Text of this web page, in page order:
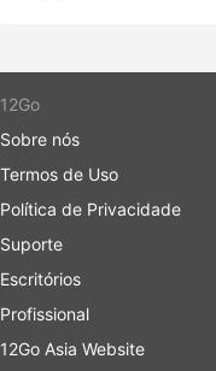
12Go
Sobre nós
Termos de Uso
Política de Privacidade
Suporte
Escritórios
Profissional
12Go Asia Website